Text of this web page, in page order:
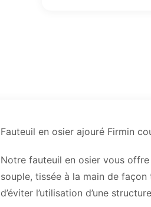
Fauteuil en osier ajouré Firmin
Notre fauteuil en osier vous
souple, tissée à la main de
d’éviter l’utilisation d’une